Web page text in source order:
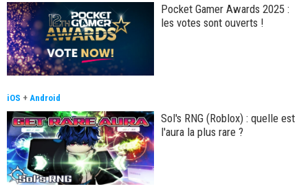
Pocket Gamer Awards 2025 :
les votes sont ouverts !
iOS + Android
Sol's RNG (Roblox) : quelle est
l'aura la plus rare ?